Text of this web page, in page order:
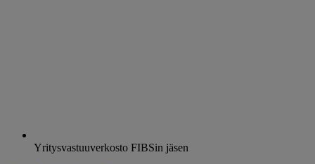
Yritysvastuuverkosto FIBSin jäsen